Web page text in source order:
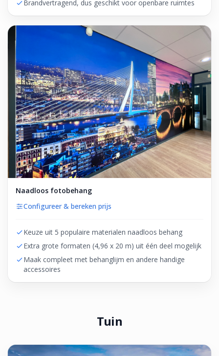
Brandvertragend, dus geschikt voor openbare ruimtes
Naadloos fotobehang
Configureer & bereken prijs
Keuze uit 5 populaire materialen naadloos behang
Extra grote formaten (4,96 x 20 m) uit één deel mogelijk
Maak compleet met behanglijm en andere handige
accessoires
Tuin